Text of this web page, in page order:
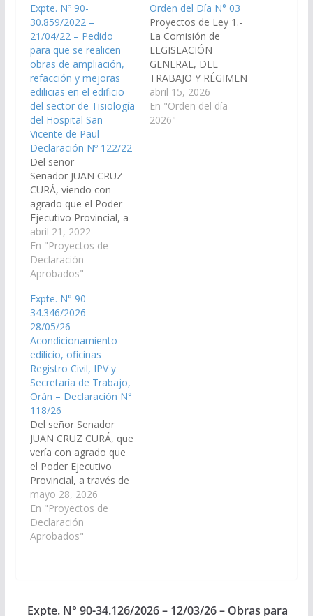
Expte. Nº 90-
30.859/2022 –
21/04/22 – Pedido
para que se realicen
obras de ampliación,
refacción y mejoras
edilicias en el edificio
del sector de Tisiología
del Hospital San
Vicente de Paul –
Declaración Nº 122/22
Del señor
Senador JUAN CRUZ
CURÁ, viendo con
agrado que el Poder
Ejecutivo Provincial, a
través del Ministerio de
Salud Pública y/o de
los organismos que
correspondan,
recursos necesarios
para las obras de
ampliación, refacción y
mejoras edilicias en el
edificio del sector de
Tisiología del
Hospital…
abril 21, 2022
En "Proyectos de
Declaración
Aprobados"
Orden del Día N° 03
Proyectos de Ley 1.-
La Comisión de
LEGISLACIÓN
GENERAL, DEL
TRABAJO Y RÉGIMEN
PREVISIONAL, ha
considerado el
Proyecto de Ley en
abril 15, 2026
En "Orden del día
2026"
Expte. N° 90-
34.346/2026 –
28/05/26 –
Acondicionamiento
edilicio, oficinas
Registro Civil, IPV y
Secretaría de Trabajo,
Orán – Declaración N°
118/26
Del señor Senador
JUAN CRUZ CURÁ, que
vería con agrado que
el Poder Ejecutivo
Provincial, a través de
la Secretaria de Obras
Públicas e
Infraestructura
dependiente de la
Públicos disponga las
mayo 28, 2026
En "Proyectos de
Declaración
Aprobados"
Expte. N° 90-34.126/2026 – 12/03/26 – Obras para